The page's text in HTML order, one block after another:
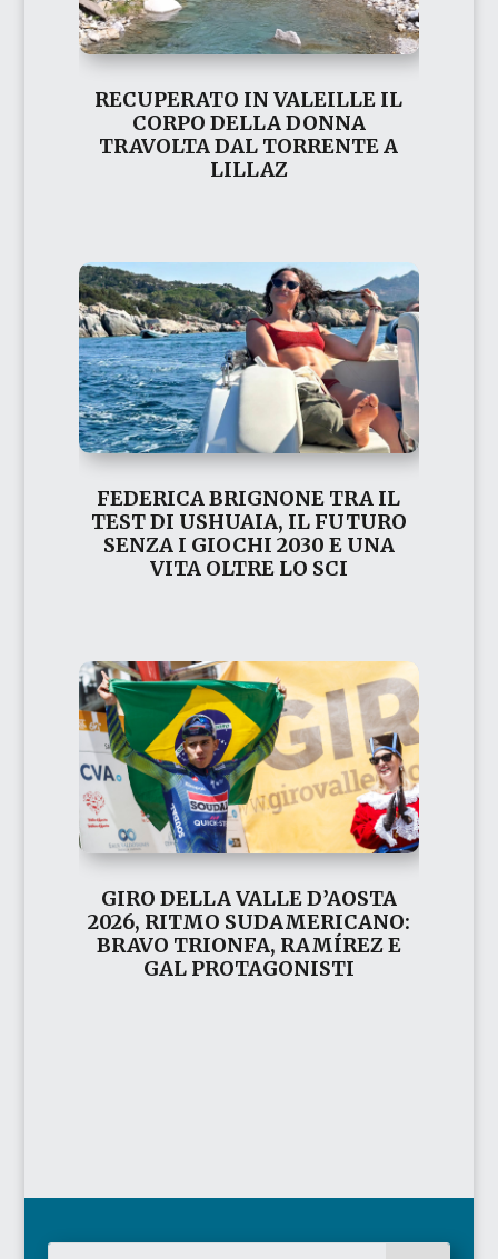
RECUPERATO IN VALEILLE IL
CORPO DELLA DONNA
TRAVOLTA DAL TORRENTE A
LILLAZ
FEDERICA BRIGNONE TRA IL
TEST DI USHUAIA, IL FUTURO
SENZA I GIOCHI 2030 E UNA
VITA OLTRE LO SCI
GIRO DELLA VALLE D’AOSTA
2026, RITMO SUDAMERICANO:
BRAVO TRIONFA, RAMÍREZ E
GAL PROTAGONISTI